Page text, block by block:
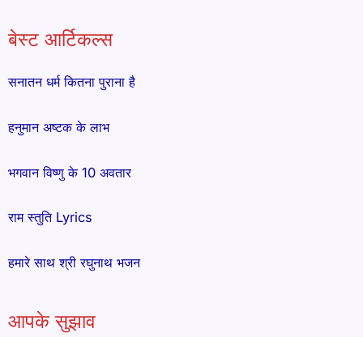
बेस्ट आर्टिकल्स
सनातन धर्म कितना पुराना है
हनुमान अष्टक के लाभ
भगवान विष्णु के 10 अवतार
राम स्तुति Lyrics
हमारे साथ श्री रघुनाथ भजन
आपके सुझाव